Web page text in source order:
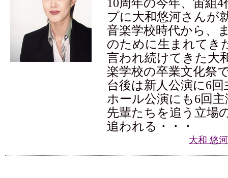
10周年の今年、宙組
プに大和悠河さんが
音楽学校時代から、
のために生まれてき
言われ続けてきた大
楽学校の卒業文化祭
台後は新人公演に6
ホール公演にも6回
先輩たちを追う立場
追われる・・・
大和 悠